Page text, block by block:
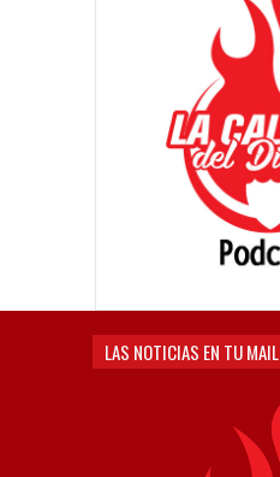
LAS NOTICIAS EN TU MAIL